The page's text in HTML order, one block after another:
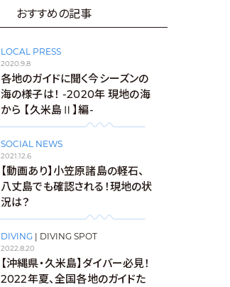
おすすめの記事
LOCAL PRESS
2020.9.8
各地のガイドに聞く今シーズンの
海の様子は！ -2020年 現地の海
から 【久米島Ⅱ】編-
SOCIAL NEWS
2021.12.6
【動画あり】小笠原諸島の軽石、
八丈島でも確認される！現地の状
況は？
DIVING | DIVING SPOT
2022.8.20
【沖縄県・久米島】ダイバー必見！
2022年夏、全国各地のガイドた